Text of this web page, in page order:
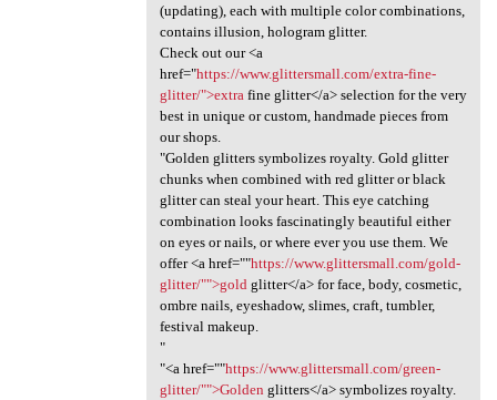
(updating), each with multiple color combinations,
contains illusion, hologram glitter.
Check out our <a
href="https://www.glittersmall.com/extra-fine-
glitter/">extra fine glitter</a> selection for the very
best in unique or custom, handmade pieces from
our shops.
"Golden glitters symbolizes royalty. Gold glitter
chunks when combined with red glitter or black
glitter can steal your heart. This eye catching
combination looks fascinatingly beautiful either
on eyes or nails, or where ever you use them. We
offer <a href=""https://www.glittersmall.com/gold-
glitter/"">gold glitter</a> for face, body, cosmetic,
ombre nails, eyeshadow, slimes, craft, tumbler,
festival makeup.
"
"<a href=""https://www.glittersmall.com/green-
glitter/"">Golden glitters</a> symbolizes royalty.